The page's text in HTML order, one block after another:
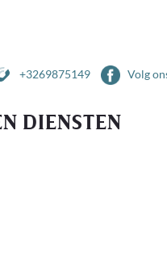
+3269875149 Volg
DIENSTEN